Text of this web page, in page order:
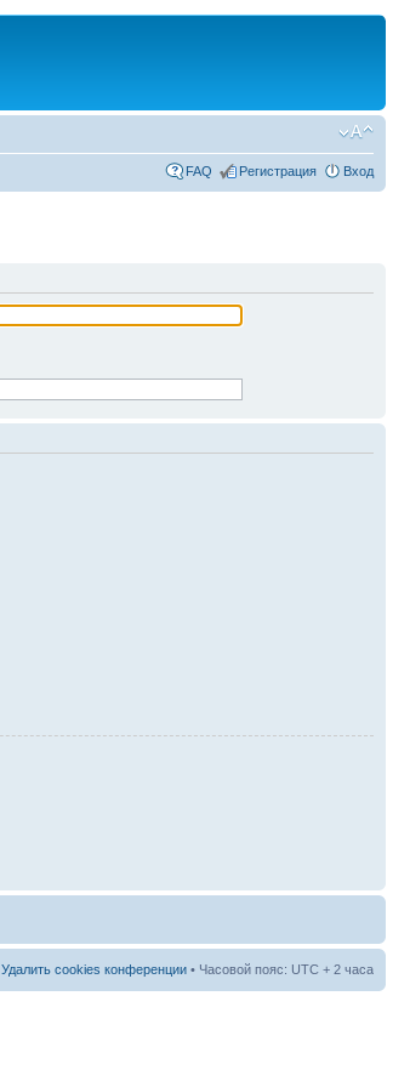
FAQ Регистрация Вход
Удалить cookies конференции • Часовой пояс: UTC + 2 часа